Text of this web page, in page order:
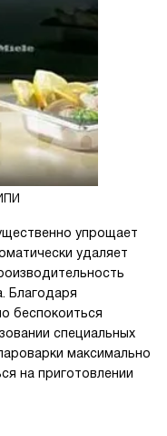
упрощает
удаляет
Благодаря
беспокоиться
специальных
максимально
на приготовлении